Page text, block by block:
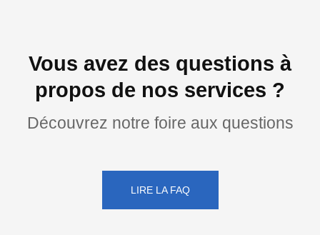
Vous avez des questions à
propos de nos services ?
Découvrez notre foire aux questions
LIRE LA FAQ